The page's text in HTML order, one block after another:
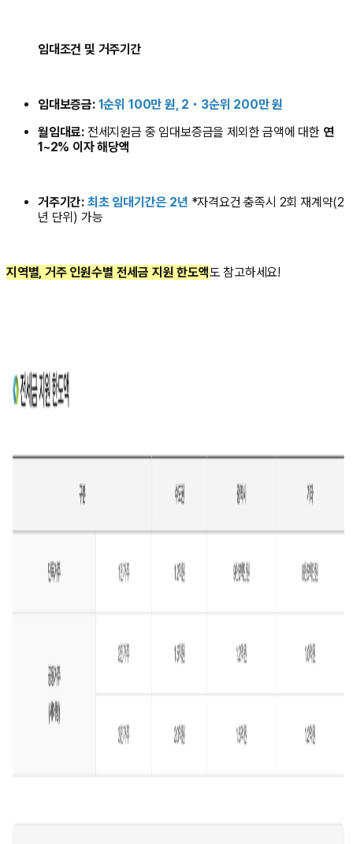
임대조건 및 거주기간
임대보증금: 1순위 100만 원, 2・3순위 200만 원
월임대료: 전세지원금 중 임대보증금을 제외한 금액에 대한 연
1~2% 이자 해당액
거주기간: 최초 임대기간은 2년 *자격요건 충족시 2회 재계약(2
년 단위) 가능
지역별, 거주 인원수별 전세금 지원 한도액도 참고하세요!